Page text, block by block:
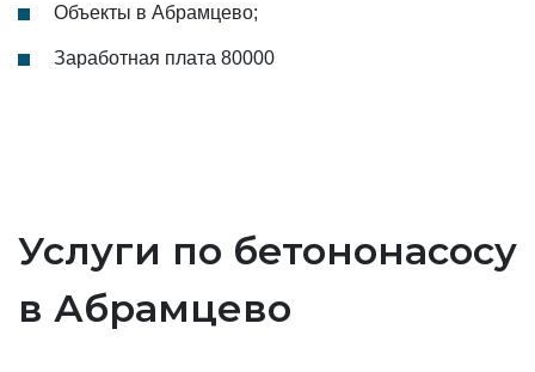
Объекты в Абрамцево;
Заработная плата 80000
Услуги по бетононасосу
в Абрамцево